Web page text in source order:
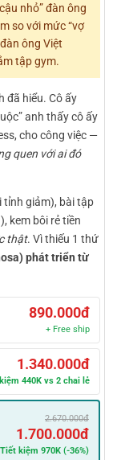
nhỏ” đàn ông
so với mức “vợ
ông Việt
tập gym.
đã hiểu. Cô ấy
anh thấy cô ấy
cho công việc —
quen với ai đó
tỉnh giảm), bài tập
kem bôi rẻ tiền
thật. Vì thiếu 1 thứ
phát triển từ
890.000đ
+ Free ship
1.340.000đ
440K vs 2 chai lẻ
2.670.000đ
1.700.000đ
Tiết kiệm 970K (-36%)